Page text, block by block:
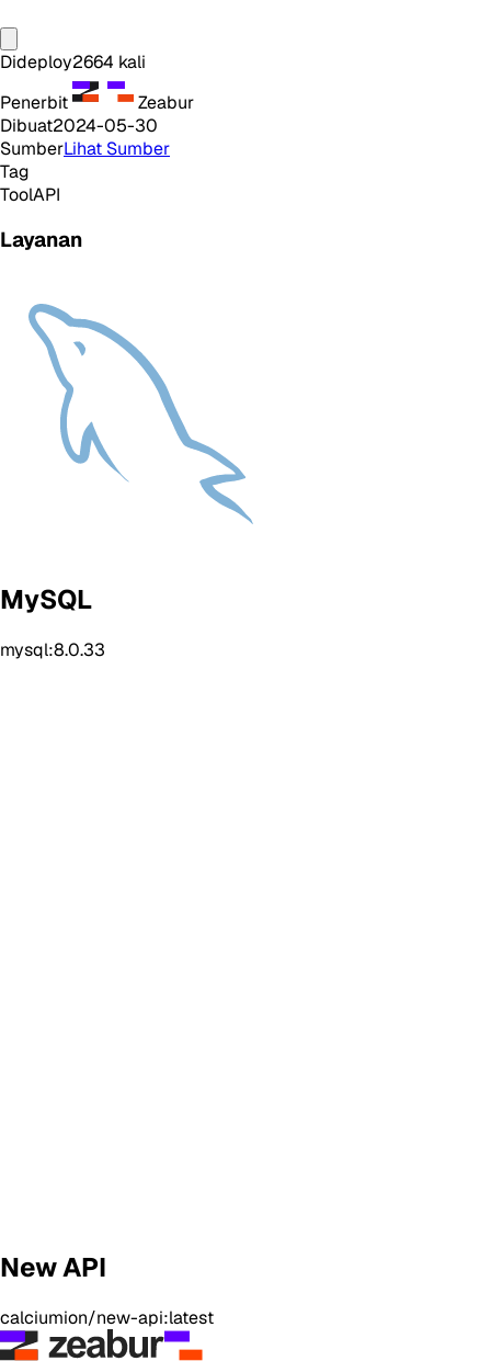
Dideploy2664 kali
Penerbit
Zeabur
Dibuat2024-05-30
SumberLihat Sumber
Tag
ToolAPI
Layanan
MySQL
mysql:8.0.33
New API
calciumion/new-api:latest